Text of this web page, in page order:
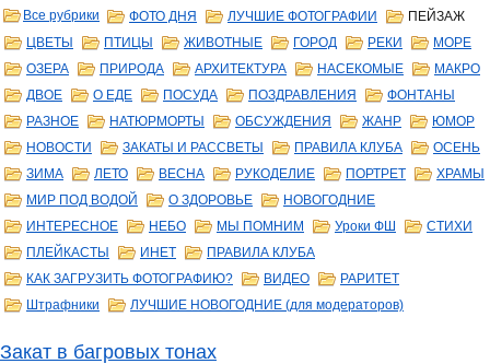
Все рубрики
ФОТО ДНЯ ЛУЧШИЕ ФОТОГРАФИИ
ПЕЙЗАЖ
ЦВЕТЫ
ПТИЦЫ ЖИВОТНЫЕ ГОРОД РЕКИ
МОРЕ
ОЗЕРА
ПРИРОДА АРХИТЕКТУРА НАСЕКОМЫЕ
МАКРО
ДВОЕ
О ЕДЕ ПОСУДА ПОЗДРАВЛЕНИЯ
ФОНТАНЫ
РАЗНОЕ
НАТЮРМОРТЫ ОБСУЖДЕНИЯ ЖАНР
ЮМОР
НОВОСТИ
ЗАКАТЫ И РАССВЕТЫ ПРАВИЛА КЛУБА
ОСЕНЬ
ЗИМА
ЛЕТО ВЕСНА РУКОДЕЛИЕ ПОРТРЕТ
ХРАМЫ
МИР ПОД ВОДОЙ
О ЗДОРОВЬЕ
НОВОГОДНИЕ
ИНТЕРЕСНОЕ
НЕБО МЫ ПОМНИМ Уроки ФШ
СТИХИ
ПЛЕЙКАСТЫ
ИНЕТ
ПРАВИЛА КЛУБА
КАК ЗАГРУЗИТЬ ФОТОГРАФИЮ?
ВИДЕО
РАРИТЕТ
Штрафники
ЛУЧШИЕ НОВОГОДНИЕ (для модераторов)
Закат в багровых тонах